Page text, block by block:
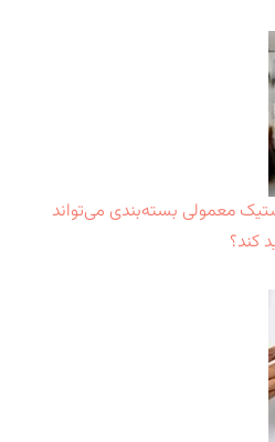
معمولی بسته‌بندی می‌تواند
کند؟